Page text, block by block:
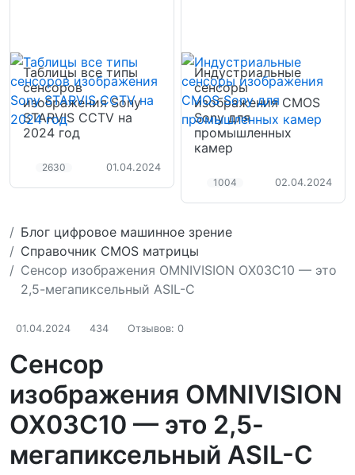
Таблицы все типы
сенсоров
изображения Sony
STARVIS CCTV на
2024 год
2630 01.04.2024
Индустриальные
сенсоры
изображения CMOS
Sony для
промышленных
камер
1004 02.04.2024
Блог цифровое машинное зрение
Справочник CMOS матрицы
Сенсор изображения OMNIVISION OX03C10 — это
2,5-мегапиксельный ASIL-C
01.04.2024 434 Отзывов: 0
Сенсор
изображения OMNIVISION
OX03C10 — это 2,5-
мегапиксельный ASIL-C